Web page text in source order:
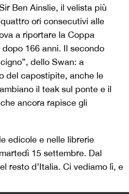
Ben Ainslie, il velista più
ori consecutivi alle
a riportare la Coppa
166 anni. Il secondo
dello Swan: a
del capostipite, anche le
il teak sul ponte e il
ancora rapisce gli
edicole e nelle librerie
15 settembre. Dal
resto d’Italia. Ci vediamo lì, e